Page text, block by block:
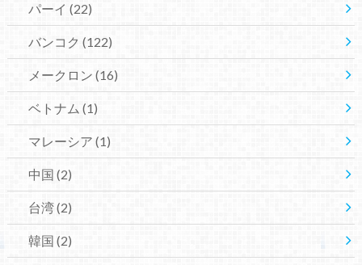
パーイ (22)
バンコク (122)
メークロン (16)
ベトナム (1)
マレーシア (1)
中国 (2)
台湾(2)
韓国 (2)